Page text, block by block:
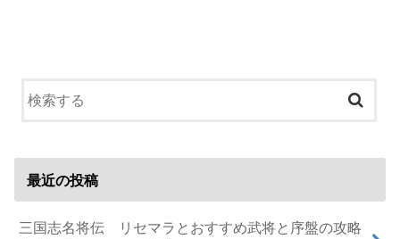
最近の投稿
三国志名将伝 リセマラとおすすめ武将と序盤の攻略